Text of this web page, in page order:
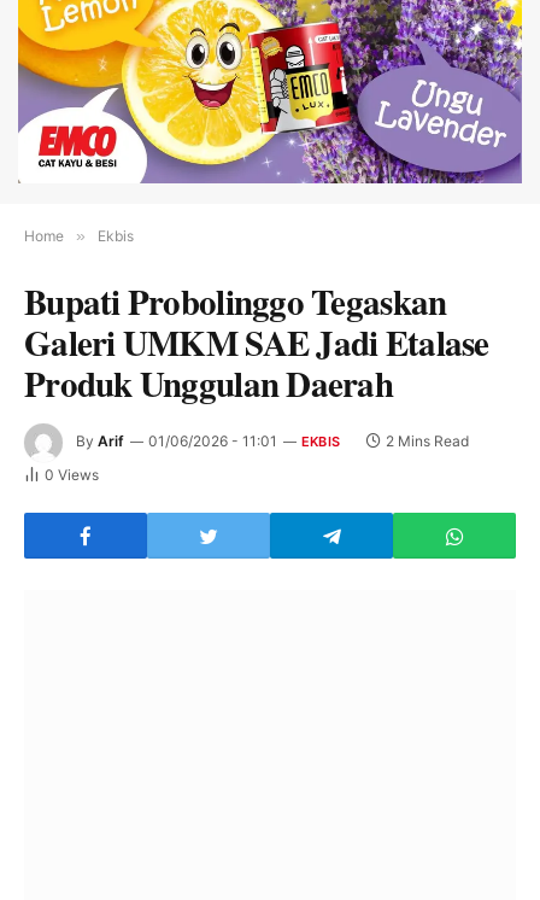
Home » Ekbis
Bupati Probolinggo Tegaskan
Galeri UMKM SAE Jadi Etalase
Produk Unggulan Daerah
By Arif 01/06/2026 - 11:01 EKBIS
2 Mins Read
0 Views